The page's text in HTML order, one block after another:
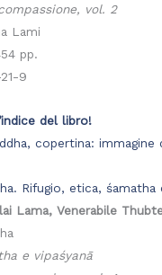
vol. 2
Lami
pp.
9
del libro!
Rifugio, etica, śamatha
Lama, Venerabile
e vipaśyanā